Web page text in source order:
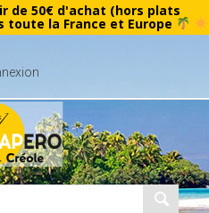
de 50€ d'achat (hors plats
toute la France et Europe